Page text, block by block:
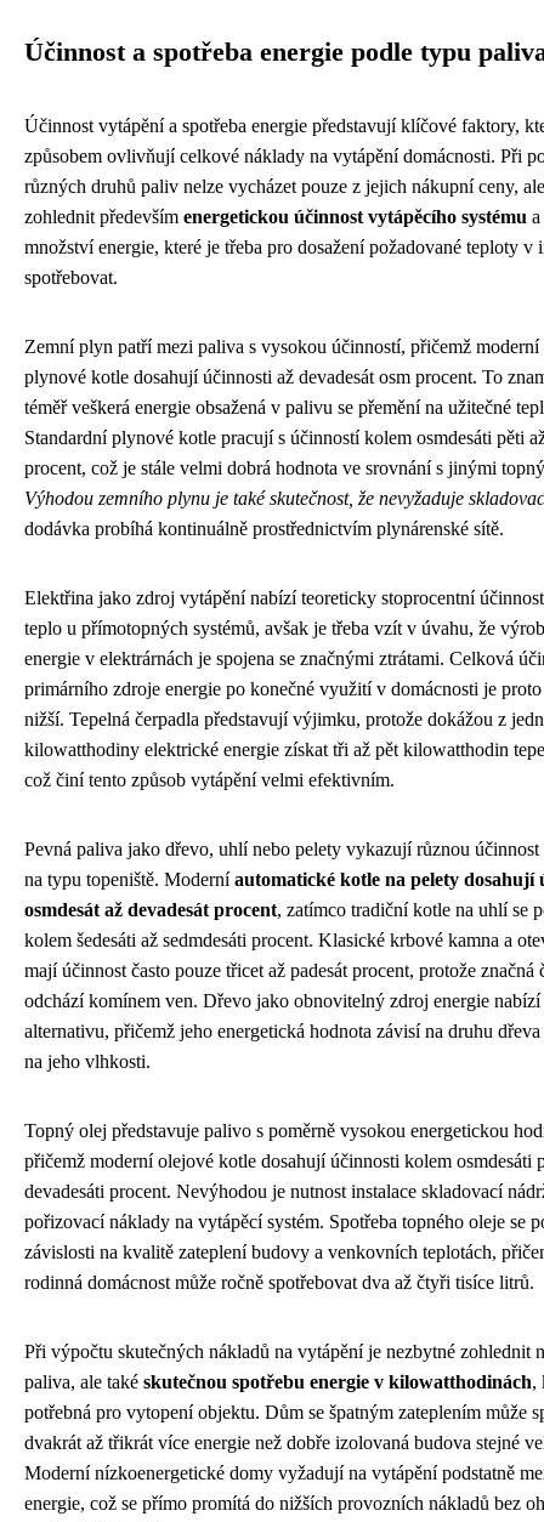
Účinnost a spotřeba energie podle typu
Účinnost vytápění a spotřeba energie představují klíčové faktory,
způsobem ovlivňují celkové náklady na vytápění domácnosti. Při
různých druhů paliv nelze vycházet pouze z jejich nákupní ceny,
zohlednit především energetickou účinnost vytápěcího systému
množství energie, které je třeba pro dosažení požadované teploty v
spotřebovat.
Zemní plyn patří mezi paliva s vysokou účinností, přičemž moderní
plynové kotle dosahují účinnosti až devadesát osm procent. To
téměř veškerá energie obsažená v palivu se přemění na užitečné
Standardní plynové kotle pracují s účinností kolem osmdesáti pěti
procent, což je stále velmi dobrá hodnota ve srovnání s jinými
Výhodou zemního plynu je také skutečnost, že nevyžaduje
dodávka probíhá kontinuálně prostřednictvím plynárenské sítě.
Elektřina jako zdroj vytápění nabízí teoreticky stoprocentní
teplo u přímotopných systémů, avšak je třeba vzít v úvahu, že
energie v elektrárnách je spojena se značnými ztrátami. Celková
primárního zdroje energie po konečné využití v domácnosti je proto
nižší. Tepelná čerpadla představují výjimku, protože dokážou z
kilowatthodiny elektrické energie získat tři až pět kilowatthodin
což činí tento způsob vytápění velmi efektivním.
Pevná paliva jako dřevo, uhlí nebo pelety vykazují různou
na typu topeniště. Moderníautomatické kotle na pelety dosahují
osmdesát až devadesát procent, zatímco tradiční kotle na uhlí se
kolem šedesáti až sedmdesáti procent. Klasické krbové kamna a
mají účinnost často pouze třicet až padesát procent, protože značná
odchází komínem ven. Dřevo jako obnovitelný zdroj energie
alternativu, přičemž jeho energetická hodnota závisí na druhu
na jeho vlhkosti.
Topný olej představuje palivo s poměrně vysokou energetickou
přičemž moderní olejové kotle dosahují účinnosti kolem osmdesáti
devadesáti procent. Nevýhodou je nutnost instalace skladovací
pořizovací náklady na vytápěcí systém. Spotřeba topného oleje se
závislosti na kvalitě zateplení budovy a venkovních teplotách,
rodinná domácnost může ročně spotřebovat dva až čtyři tisíce litrů.
Při výpočtu skutečných nákladů na vytápění je nezbytné zohlednit
paliva, ale také skutečnou spotřebu energie v kilowatthodinách,
potřebná pro vytopení objektu. Dům se špatným zateplením může
dvakrát až třikrát více energie než dobře izolovaná budova stejné
Moderní nízkoenergetické domy vyžadují na vytápění podstatně
energie, což se přímo promítá do nižších provozních nákladů bez